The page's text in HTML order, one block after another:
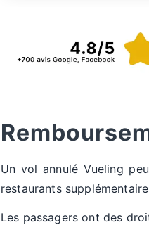
Un vol annulé Vueling
restaurants
Les passagers ont des